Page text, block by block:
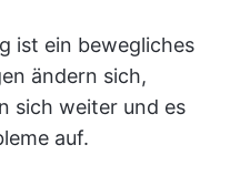
ist ein bewegliches
ändern sich,
sich weiter und es
auf.